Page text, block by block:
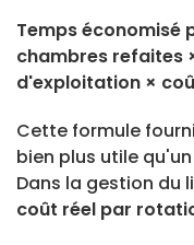
Temps économisé
chambres refaites
d'exploitation ×
Cette formule
bien plus utile
Dans la gestion du
coût réel par